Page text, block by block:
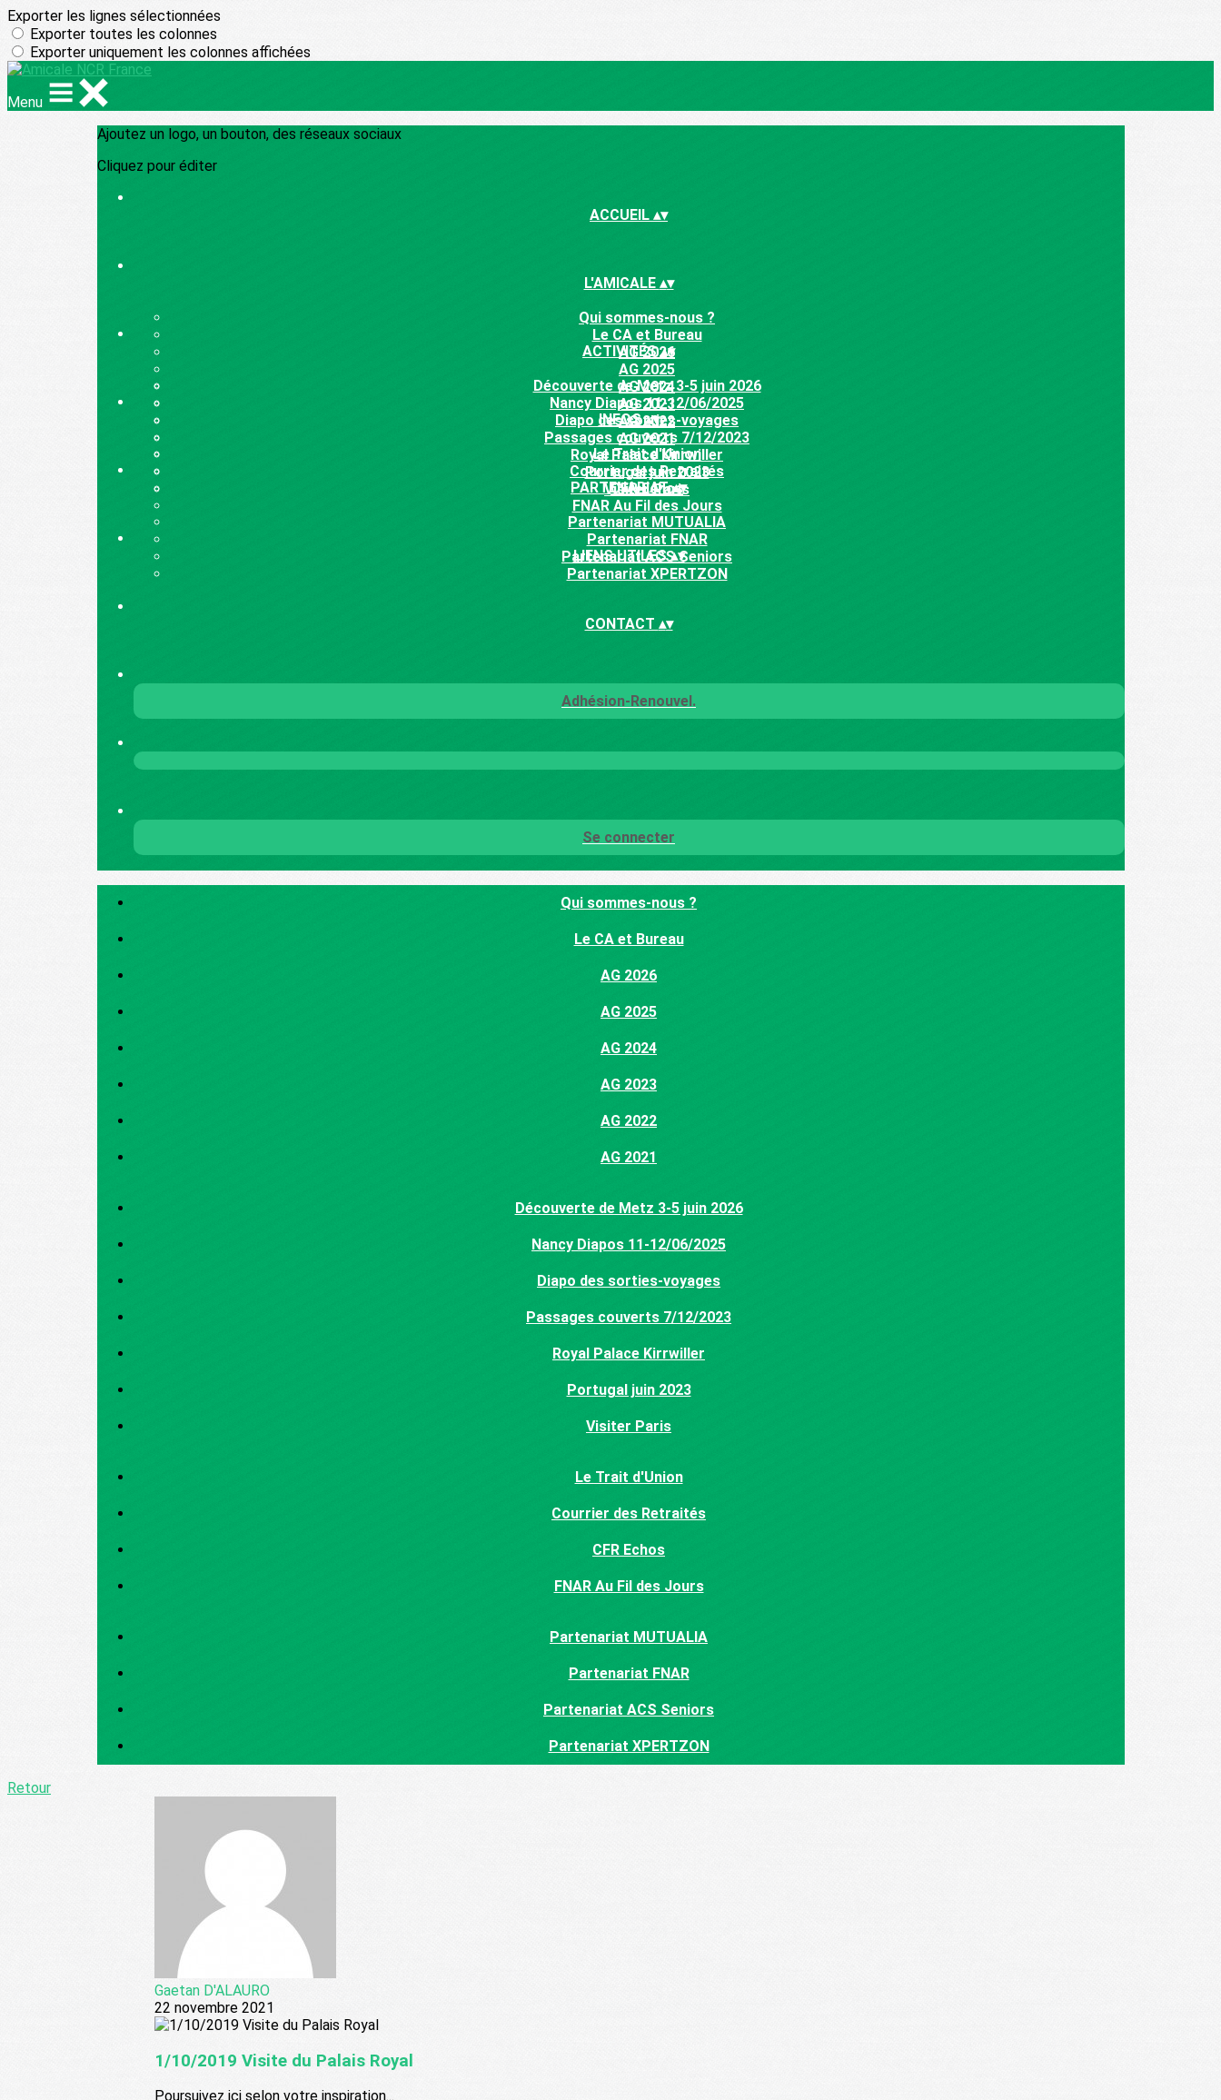
Exporter les lignes sélectionnées
Exporter toutes les colonnes
Exporter uniquement les colonnes affichées
Menu
Ajoutez un logo, un bouton, des réseaux sociaux
Cliquez pour éditer
ACCUEIL ▴▾
L'AMICALE ▴▾
Qui sommes-nous ?
Le CA et Bureau
AG 2026
AG 2025
AG 2024
AG 2023
AG 2022
AG 2021
ACTIVITÉS▴▾
Découverte de Metz 3-5 juin 2026
Nancy Diapos 11-12/06/2025
Diapo des sorties-voyages
Passages couverts 7/12/2023
Royal Palace Kirrwiller
Portugal juin 2023
Visiter Paris
INFOS▴▾
Le Trait d'Union
Courrier des Retraités
CFR Echos
FNAR Au Fil des Jours
PARTENARIAT▴▾
Partenariat MUTUALIA
Partenariat FNAR
Partenariat ACS Seniors
Partenariat XPERTZON
LIENS UTILES▴▾
CONTACT ▴▾
Adhésion-Renouvel.
Se connecter
Qui sommes-nous ?
Le CA et Bureau
AG 2026
AG 2025
AG 2024
AG 2023
AG 2022
AG 2021
Découverte de Metz 3-5 juin 2026
Nancy Diapos 11-12/06/2025
Diapo des sorties-voyages
Passages couverts 7/12/2023
Royal Palace Kirrwiller
Portugal juin 2023
Visiter Paris
Le Trait d'Union
Courrier des Retraités
CFR Echos
FNAR Au Fil des Jours
Partenariat MUTUALIA
Partenariat FNAR
Partenariat ACS Seniors
Partenariat XPERTZON
Retour
Gaetan D'ALAURO
22 novembre 2021
1/10/2019 Visite du Palais Royal
Poursuivez ici selon votre inspiration...